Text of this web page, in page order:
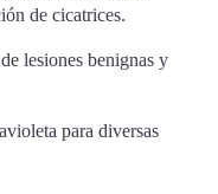
de cicatrices.
lesiones benignas y
para diversas